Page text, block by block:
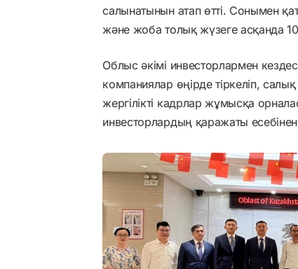
салынатынын атап өтті. Сонымен
және жоба толық жүзеге асқанда
Облыс әкімі инвесторлармен
компаниялар өңірде тіркеліп, салық
жергілікті кадрлар жұмысқа
инвесторлардың қаражаты есебінен